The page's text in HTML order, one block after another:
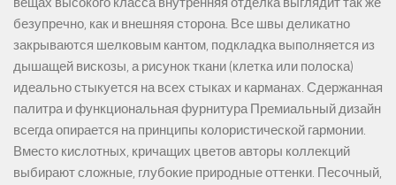
безупречно, как и внешняя сторона. Все швы деликатно
закрываются шелковым кантом, подкладка выполняется из
дышащей вискозы, а рисунок ткани (клетка или полоска)
идеально стыкуется на всех стыках и карманах. Сдержанная
палитра и функциональная фурнитура Премиальный дизайн
всегда опирается на принципы колористической гармонии.
Вместо кислотных, кричащих цветов авторы коллекций
выбирают сложные, глубокие природные оттенки. Песочный,